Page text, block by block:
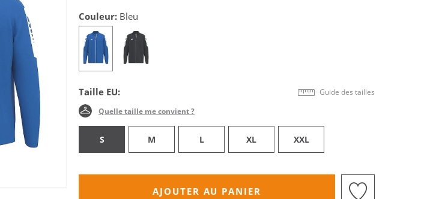
Couleur: Bleu
Taille EU: Guide des tailles
Quelle taille me convient ?
S M L XL XXL
AJOUTER AU PANIER